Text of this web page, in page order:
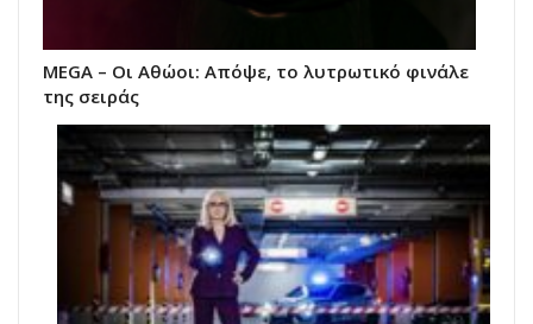
MEGA – Οι Αθώοι: Απόψε, το λυτρωτικό φινάλε
της σειράς